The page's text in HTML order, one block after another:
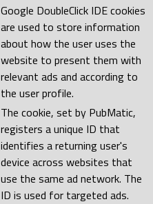
Google DoubleClick IDE cookies
are used to store information
about how the user uses the
website to present them with
relevant ads and according to
the user profile.
The cookie, set by PubMatic,
registers a unique ID that
identifies a returning user's
device across websites that
use the same ad network. The
ID is used for targeted ads.